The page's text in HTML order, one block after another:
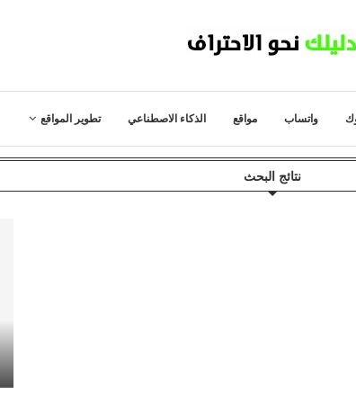
واتساب مواقع الذكاء الاصطناعي تطوير المواقع
نتائج البحث